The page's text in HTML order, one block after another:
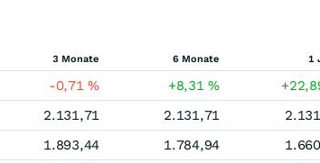
3 Monate 6 Monate 1
-0,71% +8,31%
2.131,71 2.131,71
1.893,44 1.784,94